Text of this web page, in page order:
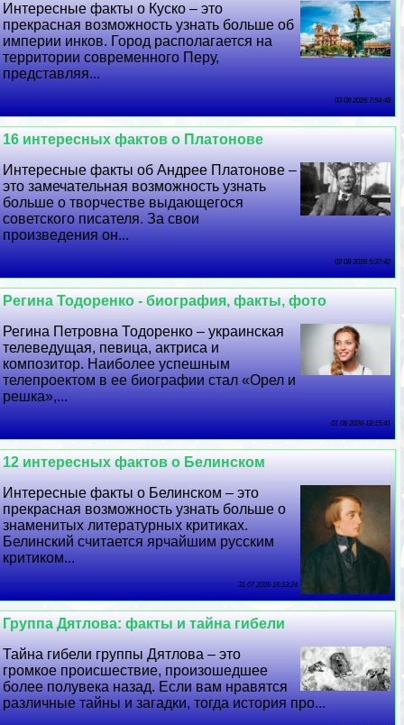
Интересные факты о Куско – это
прекрасная возможность узнать больше об
империи инков. Город располагается на
территории современного Перу,
представляя...
03 08 2026 7:54:48
16 интересных фактов о Платонове
Интересные факты об Андрее Платонове –
это замечательная возможность узнать
больше о творчестве выдающегося
советского писателя. За свои
произведения он...
02 08 2026 5:37:42
Регина Тодоренко - биография, факты, фото
Регина Петровна Тодоренко – украинская
телеведущая, певица, актриса и
композитор. Наиболее успешным
телепроектом в ее биографии стал «Орел и
решка»,...
01 08 2026 18:15:41
12 интересных фактов о Белинском
Интересные факты о Белинском – это
прекрасная возможность узнать больше о
знаменитых литературных критиках.
Белинский считается ярчайшим русским
критиком...
31 07 2026 16:13:24
Группа Дятлова: факты и тайна гибели
Тайна гибели группы Дятлова – это
громкое происшествие, произошедшее
более полувека назад. Если вам нравятся
различные тайны и загадки, тогда история про...